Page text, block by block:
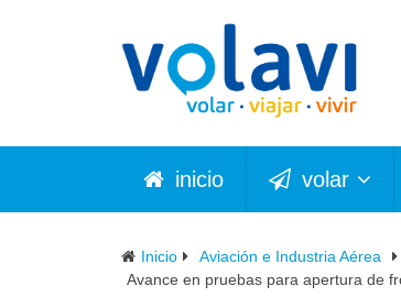
inicio volar
Inicio Aviación e Industria Aérea
Avance en pruebas para apertura de